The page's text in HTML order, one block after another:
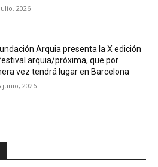
2026
Arquia presenta la X edición
arquia/próxima, que por
vez tendrá lugar en Barcelona
junio, 2026